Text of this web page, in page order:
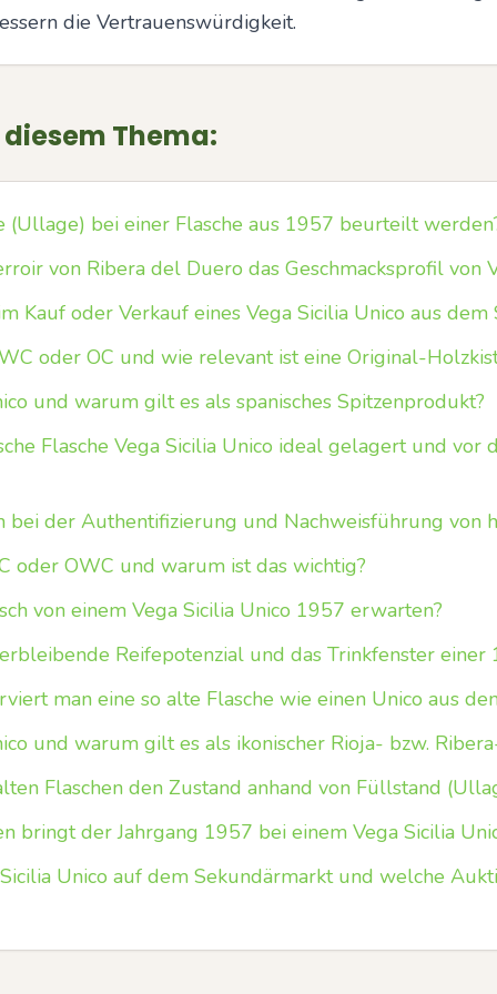
die Vertrauenswürdigkeit.
Thema:
bei einer Flasche aus 1957 beurteilt
von Ribera del Duero das Geschmacksprofil von
Kauf oder Verkauf eines Vega Sicilia Unico aus dem
oder OC und wie relevant ist eine Original-
und warum gilt es als spanisches Spitzenprodukt?
Flasche Vega Sicilia Unico ideal gelagert und vor
der Authentifizierung und Nachweisführung von
oder OWC und warum ist das wichtig?
von einem Vega Sicilia Unico 1957 erwarten?
Reifepotenzial und das Trinkfenster einer
man eine so alte Flasche wie einen Unico aus
und warum gilt es als ikonischer Rioja- bzw.
Flaschen den Zustand anhand von Füllstand
bringt der Jahrgang 1957 bei einem Vega Sicilia
Unico auf dem Sekundärmarkt und welche